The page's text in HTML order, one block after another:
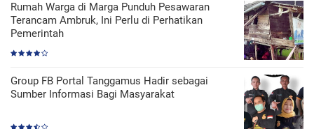
Rumah Warga di Marga Punduh Pesawaran
Terancam Ambruk, Ini Perlu di Perhatikan
Pemerintah
Group FB Portal Tanggamus Hadir sebagai
Sumber Informasi Bagi Masyarakat